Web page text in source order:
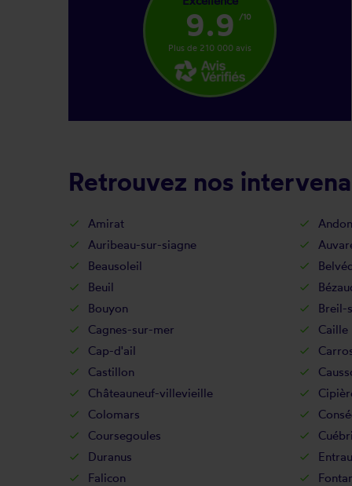
9.9 /10
Plus de 210 000 avis
Retrouvez nos
Amirat Andon
Auribeau-sur-siagne
Beausoleil
Beuil
Bouyon
Breil-
Cagnes-sur-mer
Caille
Cap-d'ail
Castillon
Châteauneuf-villevieille
Colomars
Coursegoules
Duranus
Falicon